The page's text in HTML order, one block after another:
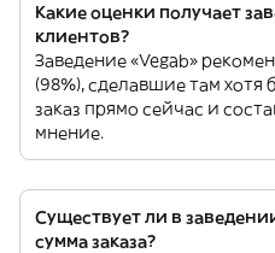
Какие оценки получает
клиентов?
Заведение «Vegab»
(98%), сделавшие там хотя
заказ прямо сейчас и
мнение.
Существует ли в
сумма заказа?